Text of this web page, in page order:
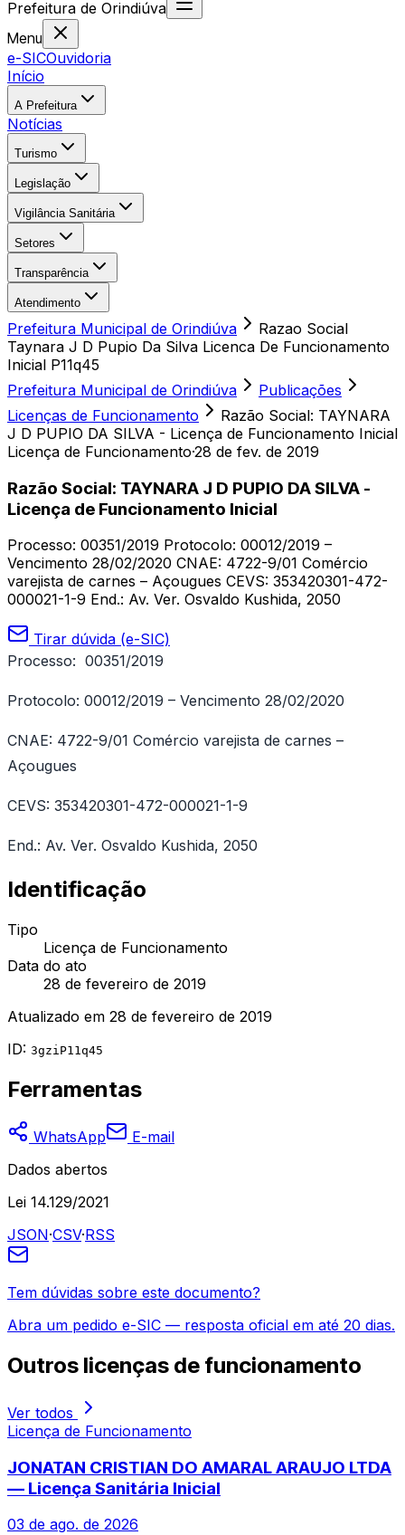
Prefeitura de Orindiúva
Menu
e-SICOuvidoria
Início
A Prefeitura
Notícias
Turismo
Legislação
Vigilância Sanitária
Setores
Transparência
Atendimento
Prefeitura Municipal de Orindiúva
Razao Social
Taynara J D Pupio Da Silva Licenca De Funcionamento
Inicial P11q45
Prefeitura Municipal de Orindiúva
Publicações
Licenças de Funcionamento
Razão Social: TAYNARA
J D PUPIO DA SILVA - Licença de Funcionamento Inicial
Licença de Funcionamento·28 de fev. de 2019
Razão Social: TAYNARA J D PUPIO DA SILVA -
Licença de Funcionamento Inicial
Processo: 00351/2019 Protocolo: 00012/2019 –
Vencimento 28/02/2020 CNAE: 4722-9/01 Comércio
varejista de carnes – Açougues CEVS: 353420301-472-
000021-1-9 End.: Av. Ver. Osvaldo Kushida, 2050
Tirar dúvida (e-SIC)
Processo: 00351/2019
Protocolo: 00012/2019 – Vencimento 28/02/2020
CNAE: 4722-9/01 Comércio varejista de carnes –
Açougues
CEVS: 353420301-472-000021-1-9
End.: Av. Ver. Osvaldo Kushida, 2050
Identificação
Tipo
Licença de Funcionamento
Data do ato
28 de fevereiro de 2019
Atualizado em 28 de fevereiro de 2019
ID: 3gziP11q45
Ferramentas
WhatsApp
E-mail
Dados abertos
Lei 14.129/2021
JSON·CSV·RSS
Tem dúvidas sobre este documento?
Abra um pedido e-SIC — resposta oficial em até 20 dias.
Outros licenças de funcionamento
Ver todos
Licença de Funcionamento
JONATAN CRISTIAN DO AMARAL ARAUJO LTDA
— Licença Sanitária Inicial
03 de ago. de 2026